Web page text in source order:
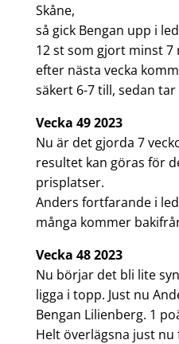
Skåne,
så gick Bengan upp i
12 st som gjort minst
efter nästa vecka
säkert 6-7 till, sedan
Vecka 49 2023
Nu är det gjorda 7
resultet kan göras för
prisplatser.
Anders fortfarande i
många kommer
Vecka 48 2023
Nu börjar det bli lite
ligga i topp. Just nu
Bengan Lilienberg. 1
Helt överlägsna just